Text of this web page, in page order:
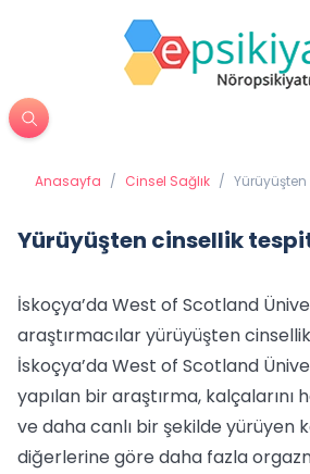
Anasayfa / Cinsel Sağlık /
Yürüyüşten cinsellik
İskoçya’da West of Scotland
araştırmacılar yürüyüşten
İskoçya’da West of Scotland
yapılan bir araştırma,
ve daha canlı bir şekilde yürüyen
diğerlerine göre daha fazla